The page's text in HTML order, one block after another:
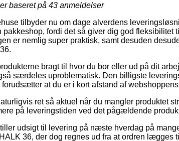
baseret på 43 anmeldelser
tilbyder nu om dage alverdens
pakkeshop, fordi det så giver dig god fleksibilitet
er nemlig super praktisk, samt desuden
bragt til hvor du bor eller ud på dit
særdeles uproblematisk. Den billigste
at du er i kort afstand af
ret så aktuel når du mangler produktet
på leveringstiden ved det pågældende
udsigt til levering på næste hverdag på
36, der dog regnes ud fra at ordren lægges